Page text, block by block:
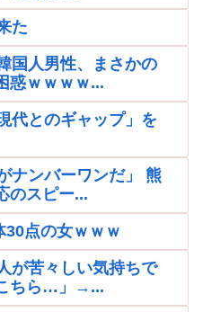
た
国人男性、まさかの
惑ｗｗｗｗ...
代とのギャップ」を
ナンバーワンだ」 熊
のスピー...
30点の女ｗｗｗ
が苦々しい気持ちで
ちら…」→...